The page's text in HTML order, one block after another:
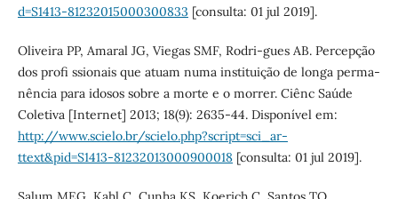
d=S1413-81232015000300833 [consulta: 01 jul 2019].
Oliveira PP, Amaral JG, Viegas SMF, Rodri-gues AB. Percepção
dos profi ssionais que atuam numa instituição de longa perma-
nência para idosos sobre a morte e o morrer. Ciênc Saúde
Coletiva [Internet] 2013; 18(9): 2635-44. Disponível em:
http://www.scielo.br/scielo.php?script=sci_ar-
ttext&pid=S1413-81232013000900018[consulta: 01 jul 2019].